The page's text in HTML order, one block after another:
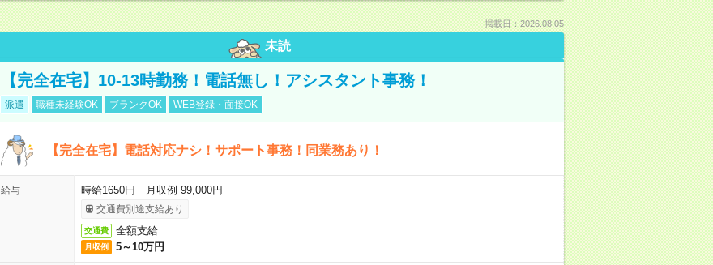
掲載日：2026.08.05
未読
【完全在宅】10-13時勤務！電話無し！アシスタント事務！
派遣 職種未経験OK ブランクOK WEB登録・面接OK
【完全在宅】電話対応ナシ！サポート事務！同業務あり！
給与 時給1650円 月収例 99,000円
交通費別途支給あり
交通費 全額支給
月収例 5～10万円